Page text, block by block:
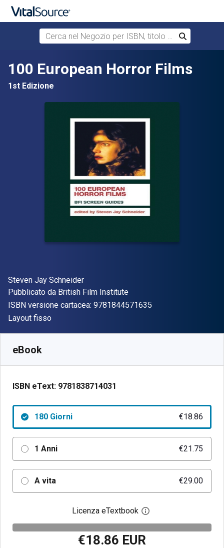
Cerca nel Negozio per ISBN, titolo o autore
Cerca
100 European Horror Films
1st Edizione
Autore(i)
Steven Jay Schneider
Editore
Pubblicato da British Film Institute
ISBN versione cartacea: 9781844571635
Formato
Layout fisso
eBook
ISBN eText: 9781838714031
180 Giorni €18.86
1 Anni €21.75
A vita €29.00
Licenza eTextbook Apri la finestra di
€18.86 EUR